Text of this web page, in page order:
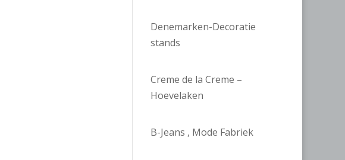
Denemarken-Decoratie
stands
Creme de la Creme –
Hoevelaken
B-Jeans , Mode Fabriek